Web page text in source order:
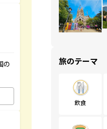
の
旅のテーマ
飲食